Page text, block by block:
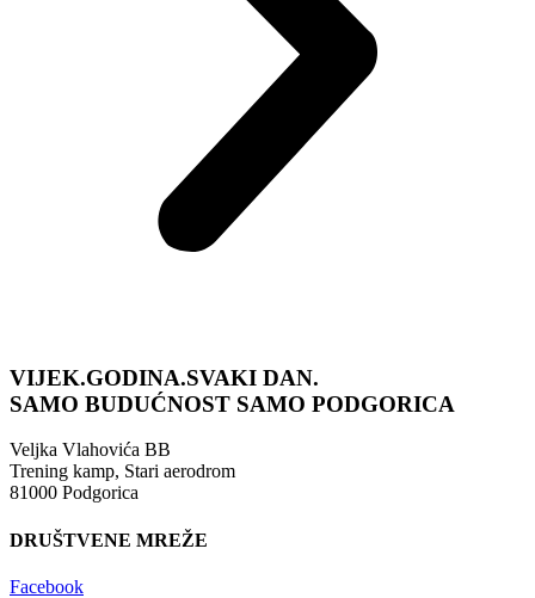
VIJEK.GODINA.SVAKI DAN.
SAMO BUDUĆNOST SAMO PODGORICA
Veljka Vlahovića BB
Trening kamp, Stari aerodrom
81000 Podgorica
DRUŠTVENE MREŽE
Facebook